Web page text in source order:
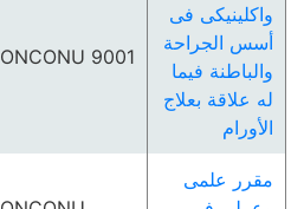
واكلينيكى فى
أسس الجراحة
والباطنة فيما
له علاقة بعلاج
الأورام
ONCONU 9001
مقرر علمى